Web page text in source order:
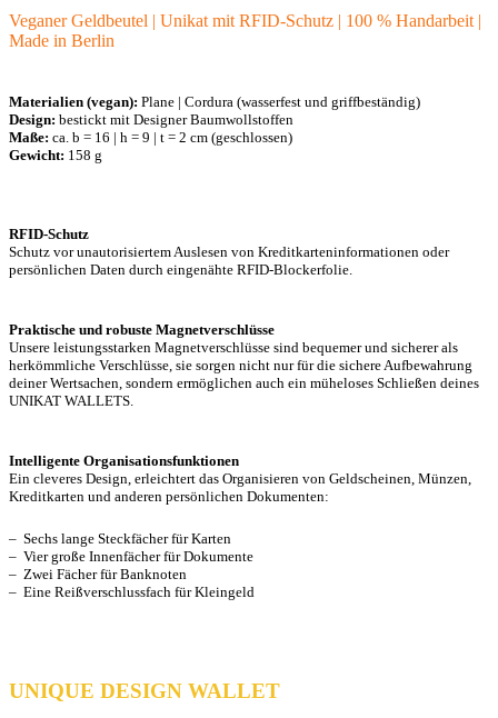
Veganer Geldbeutel | Unikat mit RFID-Schutz | 100 % Handarbeit |
Made in Berlin
Materialien (vegan): Plane | Cordura (wasserfest und griffbeständig)
Design: bestickt mit Designer Baumwollstoffen
Maße: ca. b = 16 | h = 9 | t = 2 cm (geschlossen)
Gewicht: 158 g
RFID-Schutz
Schutz vor unautorisiertem Auslesen von Kreditkarteninformationen oder
persönlichen Daten durch eingenähte RFID-Blockerfolie.
Praktische und robuste Magnetverschlüsse
Unsere leistungsstarken Magnetverschlüsse sind bequemer und sicherer als
herkömmliche Verschlüsse, sie sorgen nicht nur für die sichere Aufbewahrung
deiner Wertsachen, sondern ermöglichen auch ein müheloses Schließen deines
UNIKAT WALLETS.
Intelligente Organisationsfunktionen
Ein cleveres Design, erleichtert das Organisieren von Geldscheinen, Münzen,
Kreditkarten und anderen persönlichen Dokumenten:
– Sechs lange Steckfächer für Karten
– Vier große Innenfächer für Dokumente
– Zwei Fächer für Banknoten
– Eine Reißverschlussfach für Kleingeld
UNIQUE DESIGN WALLET